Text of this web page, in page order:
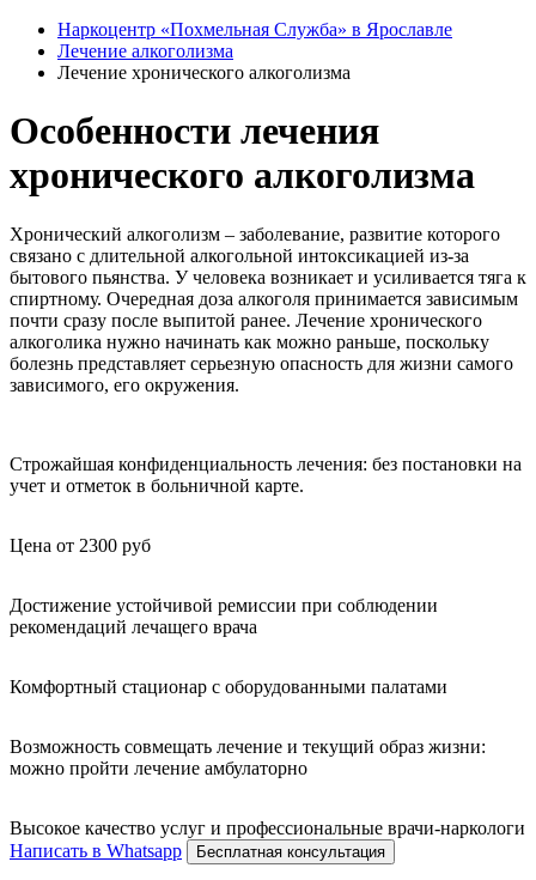
Наркоцентр «Похмельная Служба» в Ярославле
Лечение алкоголизма
Лечение хронического алкоголизма
Особенности лечения
хронического алкоголизма
Хронический алкоголизм – заболевание, развитие которого
связано с длительной алкогольной интоксикацией из-за
бытового пьянства. У человека возникает и усиливается тяга к
спиртному. Очередная доза алкоголя принимается зависимым
почти сразу после выпитой ранее. Лечение хронического
алкоголика нужно начинать как можно раньше, поскольку
болезнь представляет серьезную опасность для жизни самого
зависимого, его окружения.
Строжайшая конфиденциальность лечения: без постановки на
учет и отметок в больничной карте.
Цена от 2300 руб
Достижение устойчивой ремиссии при соблюдении
рекомендаций лечащего врача
Комфортный стационар с оборудованными палатами
Возможность совмещать лечение и текущий образ жизни:
можно пройти лечение амбулаторно
Высокое качество услуг и профессиональные врачи-наркологи
Написать в Whatsapp
Бесплатная консультация